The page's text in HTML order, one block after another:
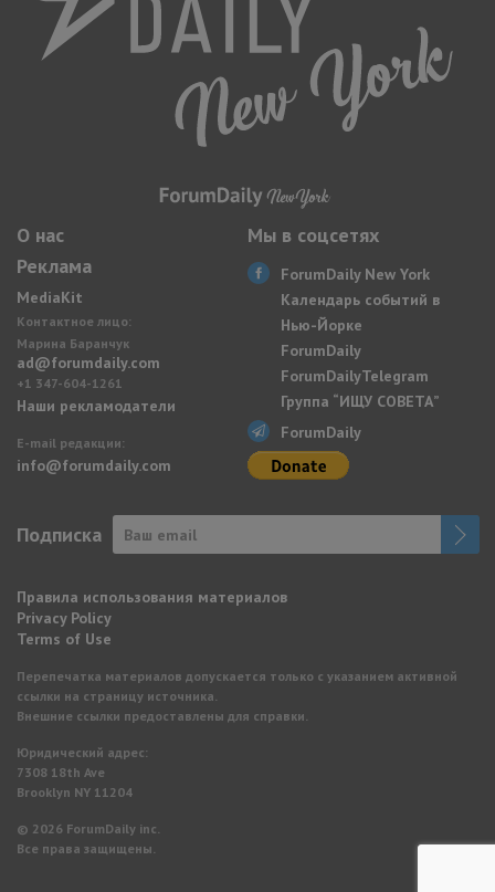
О нас
Реклама
MediaKit
Контактное лицо:
Марина Баранчук
ad@forumdaily.com
+1 347-604-1261
Наши рекламодатели
E-mail редакции:
info@forumdaily.com
Мы в соцсетях
ForumDaily New York
Календарь событий в
Нью-Йорке
ForumDaily
ForumDailyTelegram
Группа “ИЩУ СОВЕТА”
ForumDaily
Подписка
Правила использования материалов
Privacy Policy
Terms of Use
Перепечатка материалов допускается только с указанием активной
ссылки на страницу источника.
Внешние ссылки предоставлены для справки.
Юридический адрес:
7308 18th Ave
Brooklyn NY 11204
© 2026 ForumDaily inc.
Все права защищены.